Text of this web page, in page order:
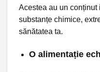
Acestea au un
substanțe chimice,
sănătatea ta.
O alimentație